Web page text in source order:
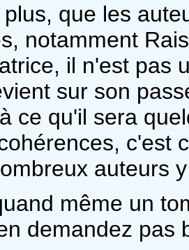
que les
notamment
il n'est pas
sur son
ce qu'il sera
c'est
auteurs
même un
demandez pas